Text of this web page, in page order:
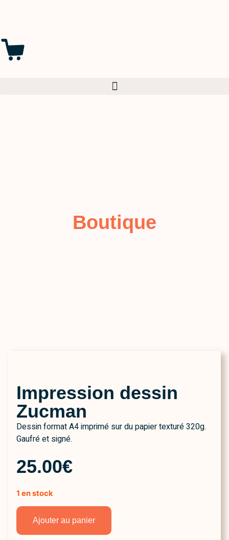
Boutique
Impression dessin
Zucman
Dessin format A4 imprimé sur du papier texturé 320g.
Gaufré et signé.
25.00€
1 en stock
Ajouter au panier